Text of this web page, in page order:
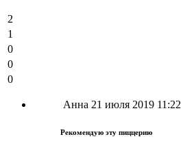
2
1
0
0
0
Анна 21 июля 2019 11:22
Рекомендую эту пиццерию